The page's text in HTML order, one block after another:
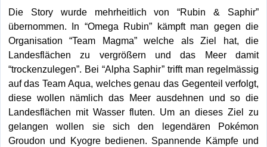
Die Story wurde mehrheitlich von “Rubin & Saphir”
übernommen. In “Omega Rubin” kämpft man gegen die
Organisation “Team Magma” welche als Ziel hat, die
Landesflächen zu vergrößern und das Meer damit
“trockenzulegen”. Bei “Alpha Saphir” trifft man regelmässig
auf das Team Aqua, welches genau das Gegenteil verfolgt,
diese wollen nämlich das Meer ausdehnen und so die
Landesflächen mit Wasser fluten. Um an dieses Ziel zu
gelangen wollen sie sich den legendären Pokémon
Groudon und Kyogre bedienen. Spannende Kämpfe und